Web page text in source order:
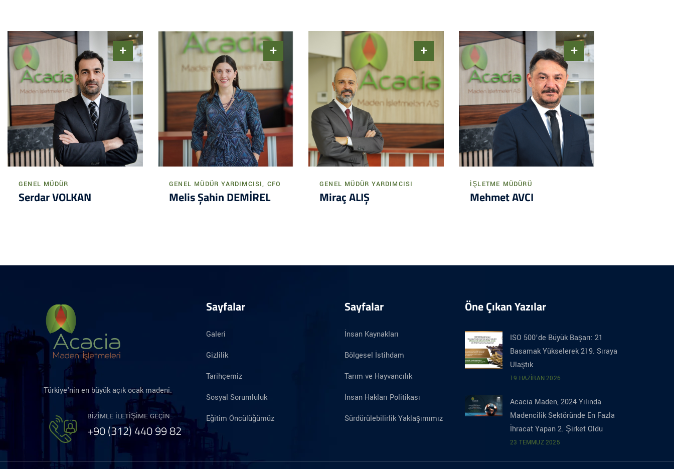
GENEL MÜDÜR
Serdar VOLKAN
GENEL MÜDÜR YARDIMCISI, CFO
Melis Şahin DEMİREL
GENEL MÜDÜR YARDIMCISI
Miraç ALIŞ
İŞLETME MÜDÜRÜ
Mehmet AVCI
Türkiye'nin en büyük açık ocak madeni.
BIZIMLE ILETIŞIME GEÇIN.
+90 (312) 440 99 82
Sayfalar
Galeri
Gizlilik
Tarihçemiz
Sosyal Sorumluluk
Eğitim Öncülüğümüz
Sayfalar
İnsan Kaynakları
Bölgesel İstihdam
Tarım ve Hayvancılık
İnsan Hakları Politikası
Sürdürülebilirlik Yaklaşımımız
Öne Çıkan Yazılar
ISO 500’de Büyük Başarı: 21
Basamak Yükselerek 219. Sıraya
Ulaştık
19 HAZIRAN 2026
Acacia Maden, 2024 Yılında
Madencilik Sektöründe En Fazla
İhracat Yapan 2. Şirket Oldu
23 TEMMUZ 2025